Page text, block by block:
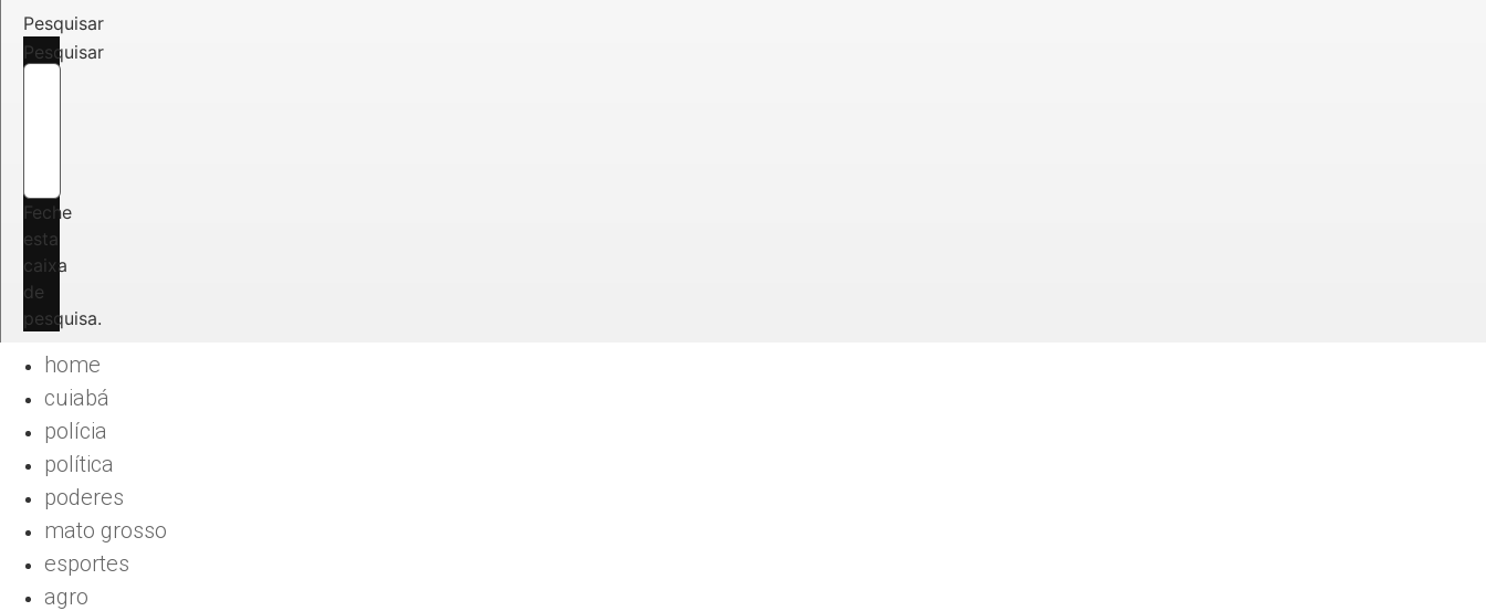
Pesquisar
Pesquisar
Feche
esta
caixa
de
pesquisa.
home
cuiabá
polícia
política
poderes
mato grosso
esportes
agro